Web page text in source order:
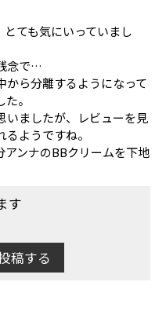
ても気にいっていまし
念で…
から分離するようになって
。
いましたが、レビューを見
ようですね。
ンナのBBクリームを下地
す
稿する